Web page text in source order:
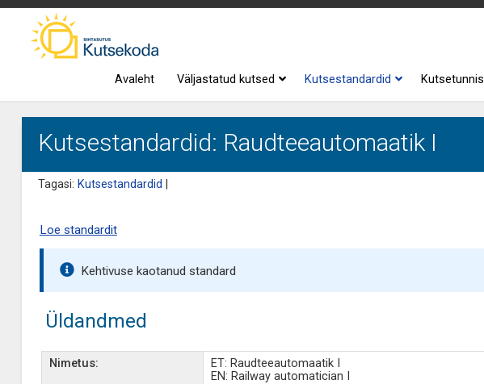
Avaleht Väljastatud kutsed Kutsestandardid
Kutsestandardid: Raudteeautomaatik I
Tagasi: Kutsestandardid
Loe standardit
Kehtivuse kaotanud standard
Üldandmed
Nimetus:
ET: Raudteeautomaatik I
EN: Railway automatician I